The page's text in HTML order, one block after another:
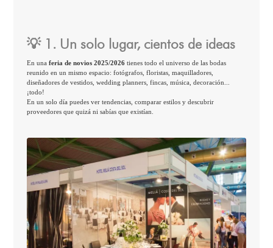
💡 1. Un solo lugar, cientos de ideas
En una feria de novios 2025/2026tienes todo el universo de las bodas
reunido en un mismo espacio: fotógrafos, floristas, maquilladores,
diseñadores de vestidos, wedding planners, fincas, música, decoración...
¡todo!
En un solo día puedes ver tendencias, comparar estilos y descubrir
proveedores que quizá ni sabías que existían.